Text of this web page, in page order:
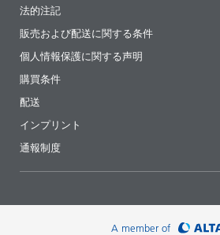
添加剤ガイドアプリ
ビデオ
ダウンロード
法的注記
販売および配送に関する条件
個人情報保護に関する声明
購買条件
配送
インプリント
通報制度
A member of